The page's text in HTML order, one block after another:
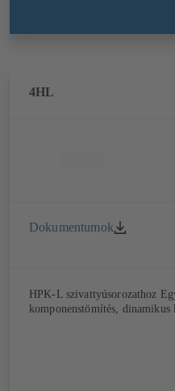
4HL
Dokumentumok
HPK-L szivattyúsorozathoz
komponenstömítés, dinamikus